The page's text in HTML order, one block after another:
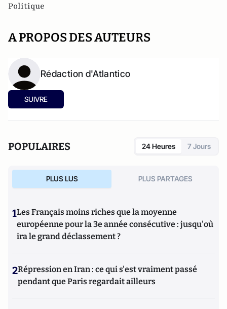
Politique
A PROPOS DES AUTEURS
Rédaction d'Atlantico
SUIVRE
POPULAIRES 24 Heures 7 Jours
PLUS LUS PLUS PARTAGES
1Les Français moins riches que la moyenne
européenne pour la 3e année consécutive : jusqu'où
ira le grand déclassement ?
2Répression en Iran : ce qui s'est vraiment passé
pendant que Paris regardait ailleurs